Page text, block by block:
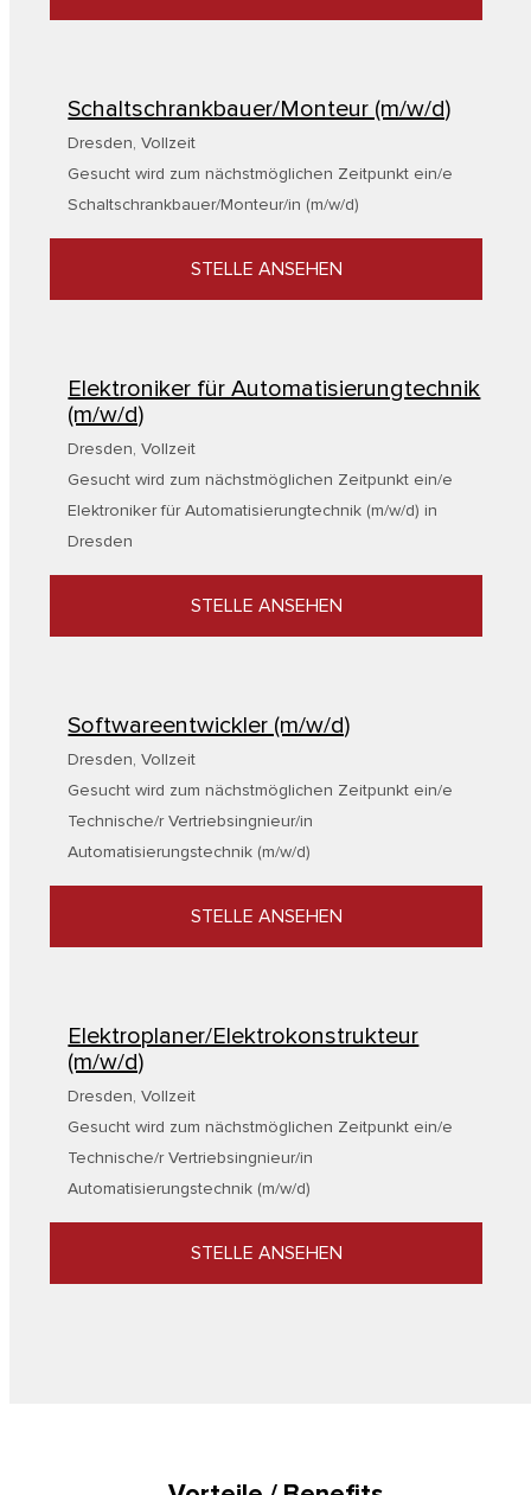
Schaltschrankbauer/Monteur (m/w/d)
Dresden,Vollzeit
Gesucht wird zum nächstmöglichen Zeitpunkt ein/e
Schaltschrankbauer/Monteur/in (m/w/d)
STELLE ANSEHEN
Elektroniker für Automatisierungtechnik
(m/w/d)
Dresden,Vollzeit
Gesucht wird zum nächstmöglichen Zeitpunkt ein/e
Elektroniker für Automatisierungtechnik (m/w/d) in
Dresden
STELLE ANSEHEN
Softwareentwickler (m/w/d)
Dresden,Vollzeit
Gesucht wird zum nächstmöglichen Zeitpunkt ein/e
Technische/r Vertriebsingnieur/in
Automatisierungstechnik (m/w/d)
STELLE ANSEHEN
Elektroplaner/Elektrokonstrukteur
(m/w/d)
Dresden,Vollzeit
Gesucht wird zum nächstmöglichen Zeitpunkt ein/e
Technische/r Vertriebsingnieur/in
Automatisierungstechnik (m/w/d)
STELLE ANSEHEN